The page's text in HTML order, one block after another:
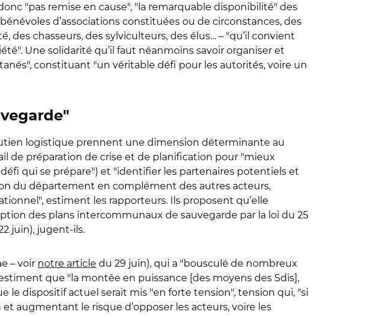
"pas remise en cause", "la remarquable disponibilité" des
d’associations constituées ou de circonstances, des
des chasseurs, des sylviculteurs, des élus… – "qu’il convient
Une solidarité qu’il faut néanmoins savoir organiser et
constituant "un véritable défi pour les autorités, voire un
logistique prennent une dimension déterminante au
de préparation de crise et de planification pour "mieux
qui se prépare") et "identifier les partenaires potentiels et
du département en complément des autres acteurs,
estiment les rapporteurs. Ils proposent qu’elle
des plans intercommunaux de sauvegarde par la loi du 25
juin), jugent-ils.
– voir notre article du 29 juin), qui a "bousculé de nombreux
que "la montée en puissance [des moyens des Sdis],
le dispositif actuel serait mis "en forte tension", tension qui, "si
augmentant le risque d’opposer les acteurs, voire les